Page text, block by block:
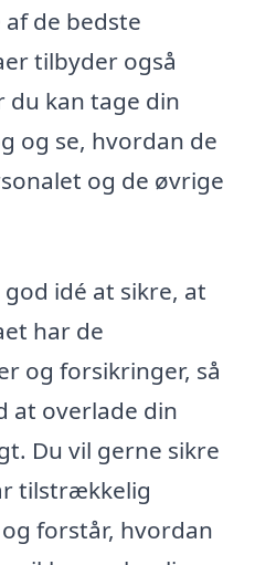
de bedste
tilbyder også
du kan tage din
og se, hvordan de
og de øvrige
idé at sikre, at
har de
og forsikringer, så
at overlade din
Du vil gerne sikre
tilstrækkelig
forstår, hvordan